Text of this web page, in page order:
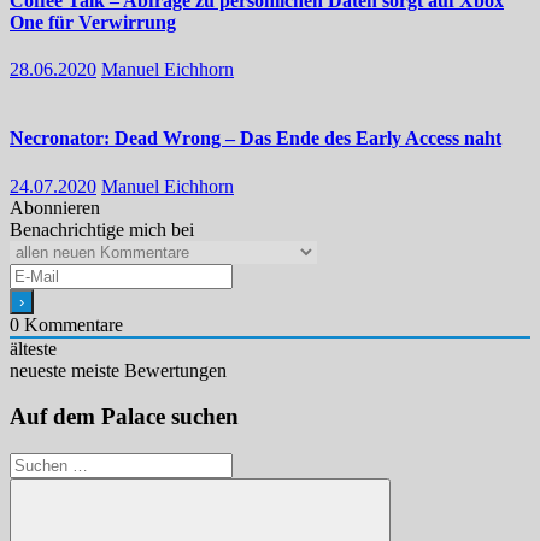
One für Verwirrung
28.06.2020 Manuel Eichhorn
Necronator: Dead Wrong – Das Ende des Early Access naht
24.07.2020 Manuel Eichhorn
Abonnieren
Benachrichtige mich bei
0 Kommentare
älteste
neueste meiste Bewertungen
Auf dem Palace suchen
Suchen
nach: